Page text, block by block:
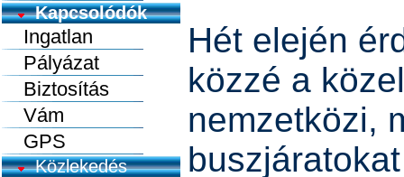
Kapcsolódók
Ingatlan
Pályázat
Biztosítás
Vám
GPS
Közlekedés
Hét elején
közzé a
nemzetközi,